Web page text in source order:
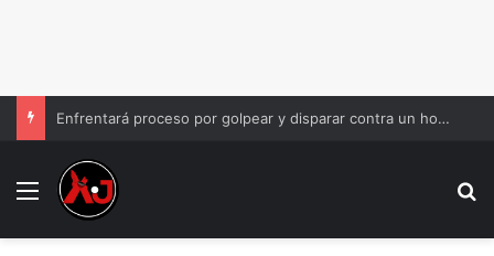
Enfrentará proceso por golpear y disparar contra un hombre
Menu